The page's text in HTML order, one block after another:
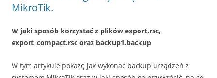
MikroTik.
W jaki sposób korzystać z plików export.rsc,
export_compact.rsc oraz backup1.backup
W tym artykule pokażę jak wykonać backup urządzeń z